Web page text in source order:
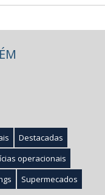
Destacadas
operacionais
Supermecados